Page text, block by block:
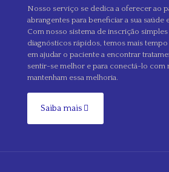
Nosso serviço se dedica a oferecer ao
abrangentes para beneficiar a sua saúde
Com nosso sistema de inscrição
diagnósticos rápidos, temos mais
em ajudar o paciente a encontrar
sentir-se melhor e para conectá-lo com
mantenham essa melhoria.
Saiba mais